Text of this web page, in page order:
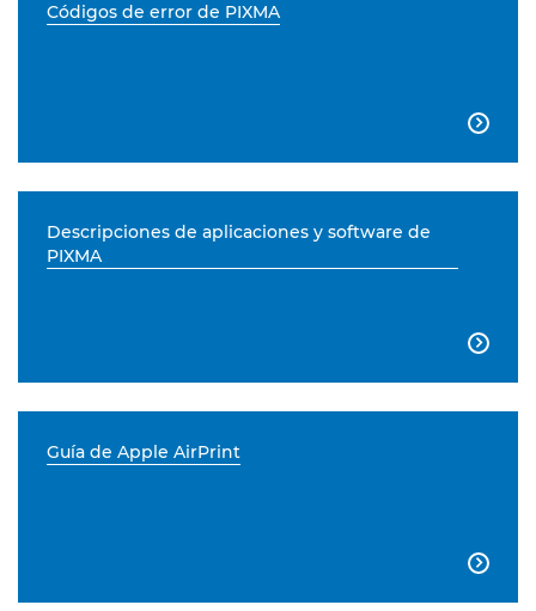
Códigos de error de PIXMA

Descripciones de aplicaciones y software de
PIXMA

Guía de Apple AirPrint
